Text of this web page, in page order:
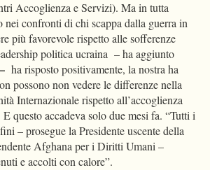
Accoglienza e Servizi). Ma in tutta
nei confronti di chi scappa dalla guerra in
più favorevole rispetto alle sofferenze
politica ucraina – ha aggiunto
ha risposto positivamente, la nostra ha
possono non vedere le differenze nella
Internazionale rispetto all’accoglienza
questo accadeva solo due mesi fa. “Tutti i
– prosegue la Presidente uscente della
Afghana per i Diritti Umani –
e accolti con calore”.